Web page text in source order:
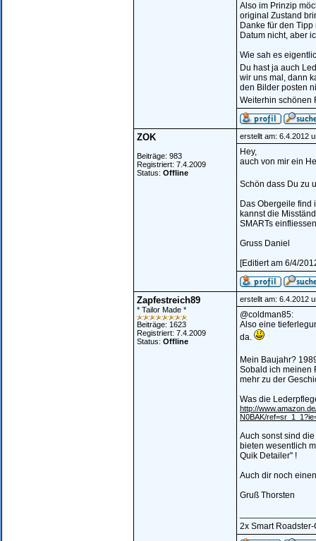
Also im Prinzip
original Zustand
Danke für den
Datum nicht, aber
Wie sah es
Du hast ja auch
wir uns mal, dann
den Bilder posten
Weiterhin schönen
ZOK
Beiträge: 983
Registriert: 7.4.2009
Status: Offline
erstellt am: 6.4.2012
Hey,
auch von mir ein
Schön dass Du zu
Das Obergeile find
kannst die
SMARTs
Gruss Daniel
[Editiert am 6/4/
Zapfestreich89
* Tailor Made *
Beiträge: 1623
Registriert: 7.4.2009
Status: Offline
erstellt am: 6.4.2012
@coldman85:
Also eine
da.
Mein Baujahr?
Sobald ich meinen
mehr zu der
Was die
http://
N0BAK/
Auch sonst sind
bieten wesentlich
Quik Detailer'' !
Auch dir noch
Gruß Thorsten
2x Smart